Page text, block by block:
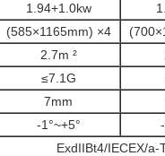
1.94+1.0kw
(585×1165mm) ×4
2.7m ²
≤7.1G
7mm
-1°~+5°
ExdIIBt4/IECEX/a-